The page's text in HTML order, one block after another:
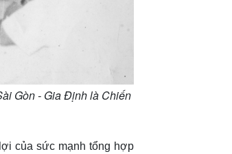
Gòn - Gia Định là Chiến
của sức mạnh tổng hợp